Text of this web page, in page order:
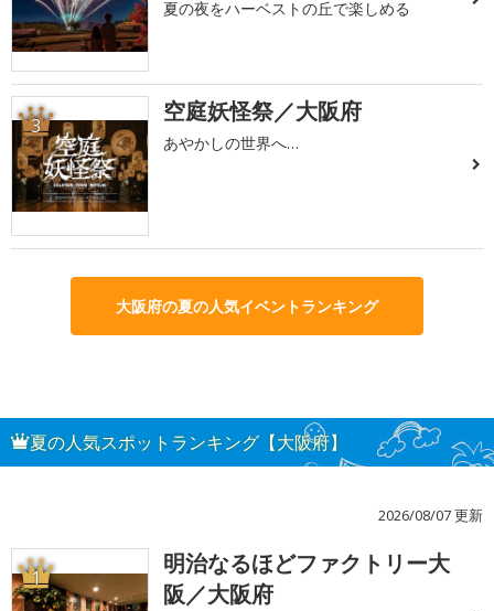
夏の夜をハーベストの丘で楽しめる
3 空庭妖怪祭／大阪府
あやかしの世界へ…
大阪府の夏の人気イベントランキング
夏の人気スポットランキング【大阪府】
2026/08/07 更新
1
明治なるほどファクトリー大
阪／大阪府